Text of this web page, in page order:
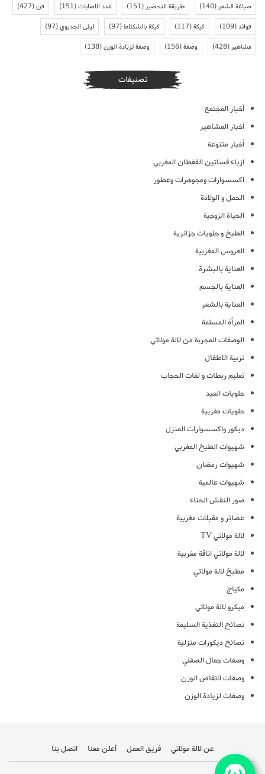
صباغة الشعر(140) طريقة التحضير(151) عدد الاصابات(151) فن(427)
فوائد(109) كيكة(117) كيكة بالشكلاط(97) ليلى الحديوي(97)
مشاهير(428) وصفة(156) وصفة لزيادة الوزن(138)
تصنيفات
أخبار المجتمع
أخبار المشاهير
أخبار متنوعة
ازياء فساتين القفطان المغربي
اكسسوارات ومجوهرات وعطور
الحمل و الولادة
الحياة الزوجية
الطبخ و حلويات جزائرية
العروس المغربية
العناية بالبشرة
العناية بالجسم
العناية بالشعر
المرأة المسلمة
الوصفات المجربة من لالة مولاتي
تربية الاطفال
تعليم ربطات و لفات الحجاب
حلويات العيد
حلويات مغربية
ديكور واكسسوارات المنزل
شهيوات الطبخ المغربي
شهيوات رمضان
شهيوات عالمية
صور النقش الحناء
عصائر و مقبلات مغربية
لالة مولاتي TV
لالة مولاتي اناقة مغربية
مطبخ لالة مولاتي
مكياج
ميكرو لالة مولاتي
نصائح التغذية السليمة
نصائح ديكورات منزلية
وصفات جمال الصقلي
وصفات لانقاص الوزن
وصفات لزيادة الوزن
عن لالة مولاتي فريق العمل أعلن معنا اتصل بنا